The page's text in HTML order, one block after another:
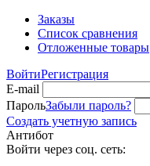
Заказы
Список сравнения
Отложенные товары
ВойтиРегистрация
E-mail
ПарольЗабыли пароль?
Создать учетную запись
Антибот
Войти через соц. сеть: